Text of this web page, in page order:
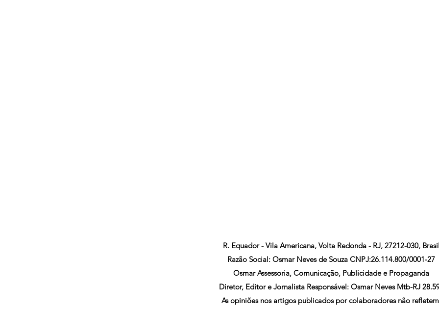
R. Equador - Vila Americana, Volta Redonda - RJ, 27212-030, Brasil
Razão Social: Osmar Neves de Souza CNPJ:26.114.800/0001-27
Osmar Assessoria, Comunicação, Publicidade e Propaganda
Diretor, Editor e Jornalista Responsável: Osmar Neves Mtb-RJ
As opiniões nos artigos publicados por colaboradores não